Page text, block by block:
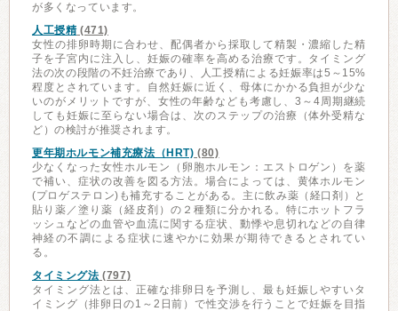
が多くなっています。
人工授精(471)
女性の排卵時期に合わせ、配偶者から採取して精製・濃縮した精
子を子宮内に注入し、妊娠の確率を高める治療です。タイミング
法の次の段階の不妊治療であり、人工授精による妊娠率は5～15%
程度とされています。自然妊娠に近く、母体にかかる負担が少な
いのがメリットですが、女性の年齢なども考慮し、3～4周期継続
しても妊娠に至らない場合は、次のステップの治療（体外受精な
ど）の検討が推奨されます。
更年期ホルモン補充療法（HRT) (80)
少なくなった女性ホルモン（卵胞ホルモン：エストロゲン）を薬
で補い、症状の改善を図る方法。場合によっては、黄体ホルモン
(プロゲステロン)も補充することがある。主に飲み薬（経口剤）と
貼り薬／塗り薬（経皮剤）の２種類に分かれる。特にホットフラ
ッシュなどの血管や血流に関する症状、動悸や息切れなどの自律
神経の不調による症状に速やかに効果が期待できるとされてい
る。
タイミング法 (797)
タイミング法とは、正確な排卵日を予測し、最も妊娠しやすいタ
イミング（排卵日の1～2日前）で性交渉を行うことで妊娠を目指